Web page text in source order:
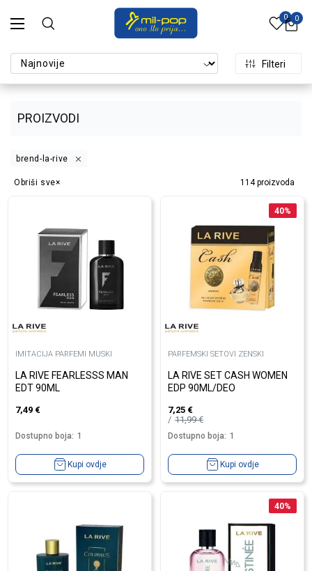
0 0
PROIZVODI
Filteri
brend-la-rive
114proizvoda
Obriši sve
IMITACIJA PARFEMI MUSKI
LA RIVE FEARLESSS MAN
EDT 90ML
7,49 €
Dostupno boja: 1
Kupi ovdje
40%
PARFEMSKI SETOVI ZENSKI
LA RIVE SET CASH WOMEN
EDP 90ML/DEO
7,25 €
11,99€
Dostupno boja: 1
Kupi ovdje
40%